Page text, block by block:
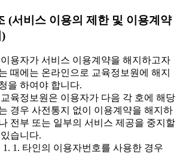
(서비스 이용의 제한 및 이용계약
용자가 서비스 이용계약을 해지하고자
때에는 온라인으로 교육정보원에 해지
을 하여야 합니다.
육정보원은 이용자가 다음 각 호에 해당
경우 사전통지 없이 이용계약을 해지하
전부 또는 일부의 서비스 제공을 중지할
습니다.
1. 타인의 이용자번호를 사용한 경우